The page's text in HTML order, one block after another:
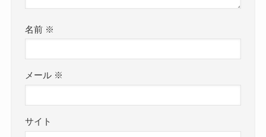
名前 ※
メール ※
サイト